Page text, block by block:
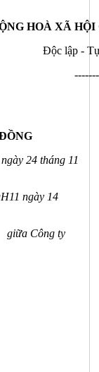
HOÀ XÃ
Độc lập -
24 tháng 11
ngày 14
Công ty